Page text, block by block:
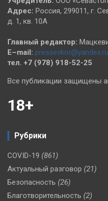
Адрес: Россия, 299011, г.
д. 1, кв. 10А
Главный редактор:
E–mail: pressevkor@yandex.ru
тел. +7 (978) 918-52-25
Все публикации защищены
18+
Рубрики
COVID-19 (861)
Актуальный разговор (21)
Безопасность (26)
Благотворительность (2)